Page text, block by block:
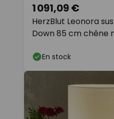
HerzBlut Leonora
Down 85 cm chêne
1 091,09 €
En stock